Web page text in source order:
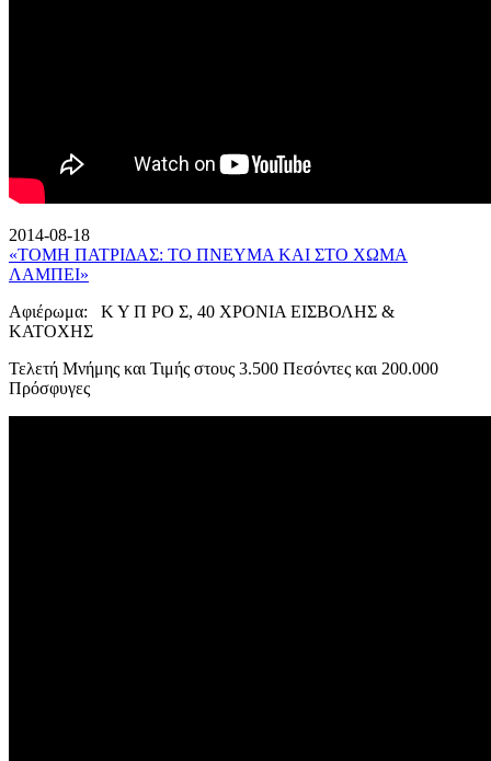
2014-08-18
«ΤΟΜΗ ΠΑΤΡΙΔΑΣ: ΤΟ ΠΝΕΥΜΑ ΚΑΙ ΣΤΟ ΧΩΜΑ
ΛΑΜΠΕΙ»
Αφιέρωμα: Κ Υ Π ΡΟ Σ, 40 ΧΡΟΝΙΑ ΕΙΣΒΟΛΗΣ &
ΚΑΤΟΧΗΣ
Τελετή Μνήμης και Τιμής στους 3.500 Πεσόντες και 200.000
Πρόσφυγες